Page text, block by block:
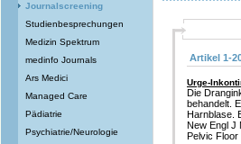
Journalscreening
Studienbesprechungen
Medizin Spektrum
medinfo Journals
Ars Medici
Managed Care
Pädiatrie
Psychiatrie/Neurologie
Artikel 1-
Urge-
Die
behandelt.
Harnblase.
New Engl J
Pelvic